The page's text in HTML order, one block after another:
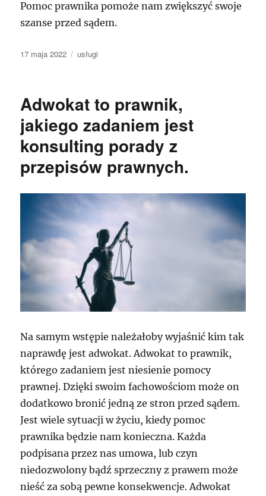
Pomoc prawnika pomoże nam zwiększyć swoje
szanse przed sądem.
Data
17 maja 2022 Kategorie
usługi
Adwokat to prawnik,
jakiego zadaniem jest
konsulting porady z
przepisów prawnych.
Na samym wstępie należałoby wyjaśnić kim tak
naprawdę jest adwokat. Adwokat to prawnik,
którego zadaniem jest niesienie pomocy
prawnej. Dzięki swoim fachowościom może on
dodatkowo bronić jedną ze stron przed sądem.
Jest wiele sytuacji w życiu, kiedy pomoc
prawnika będzie nam konieczna. Każda
podpisana przez nas umowa, lub czyn
niedozwolony bądź sprzeczny z prawem może
nieść za sobą pewne konsekwencje. Adwokat